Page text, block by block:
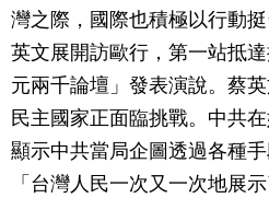
灣之際，國際也積極以行動
英文展開訪歐行，第一站抵
元兩千論壇」發表演說。蔡
民主國家正面臨挑戰。中共
顯示中共當局企圖透過各種
「台灣人民一次又一次地展